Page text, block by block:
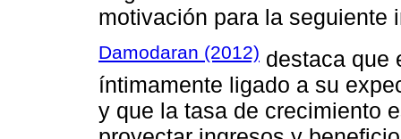
motivación para la seguiente
Damodaran (2012) destaca que
íntimamente ligado a su
y que la tasa de crecimiento